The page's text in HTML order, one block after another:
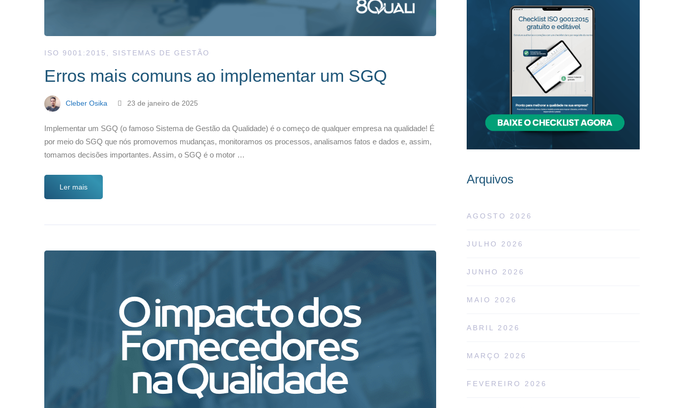
ISO 9001:2015 SISTEMAS DE GESTÃO
Erros mais comuns ao implementar um SGQ
Cleber Osika 23 de janeiro de 2025
Implementar um SGQ (o famoso Sistema de Gestão da Qualidade) é o começo de qualquer empresa na qualidade! É
por meio do SGQ que nós promovemos mudanças, monitoramos os processos, analisamos fatos e dados e, assim,
tomamos decisões importantes. Assim, o SGQ é o motor …
Ler mais
Arquivos
AGOSTO 2026
JULHO 2026
JUNHO 2026
MAIO 2026
ABRIL 2026
MARÇO 2026
FEVEREIRO 2026